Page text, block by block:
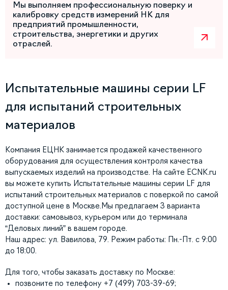
Мы выполняем профессиональную поверку и
калибровку средств измерений НК для
предприятий промышленности,
строительства, энергетики и других
отраслей.
Испытательные машины серии LF
для испытаний строительных
материалов
Компания ЕЦНК занимается продажей качественного
оборудования для осуществления контроля качества
выпускаемых изделий на производстве. На сайте ECNK.ru
вы можете купить Испытательные машины серии LF для
испытаний строительных материалов с поверкой по самой
доступной цене в Москве.Мы предлагаем 3 варианта
доставки: самовывоз, курьером или до терминала
“Деловых линий” в вашем городе.
Наш адрес: ул. Вавилова, 79. Режим работы: Пн.-Пт. с 9:00
до 18:00.
Для того, чтобы заказать доставку по Москве:
позвоните по телефону +7 (499) 703-39-69;